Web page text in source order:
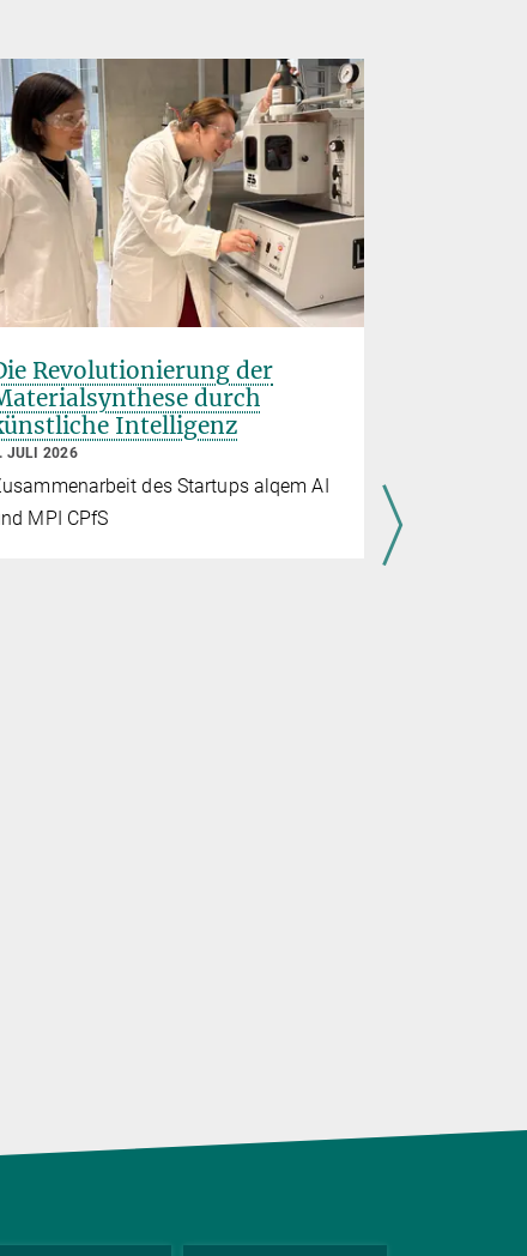
Revolutionierung der
durch
Intelligenz
JULI 2026
des Startups alqem AI
MPI CPfS